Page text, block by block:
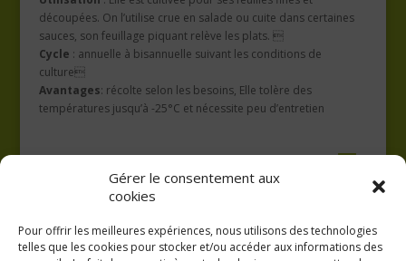
Gérer le consentement aux
cookies
Pour offrir les meilleures expériences, nous utilisons des technologies
telles que les cookies pour stocker et/ou accéder aux informations des
découpées. On l’utilise crue en salade ou cuite dans certaines
sauces, son feuillage piquant relève les plats. 
Cycle : annuelle à bisannuelle suivant les conditions de
culture
Avantages: récolte selon les besoins, Elle tolère des
températures jusqu’à -25°C et nécessite peu d’entretien